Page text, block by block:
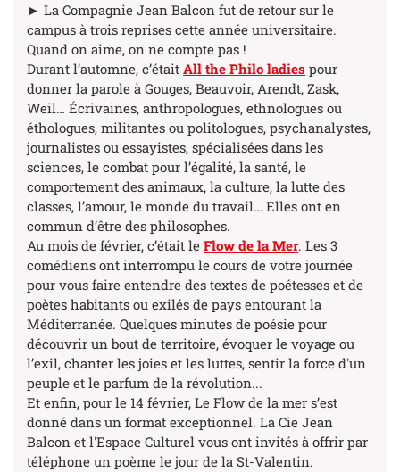
► La Compagnie Jean Balcon fut de retour sur le
campus à trois reprises cette année universitaire.
Quand on aime, on ne compte pas !
Durant l’automne, c’était All the Philo ladies pour
donner la parole à Gouges, Beauvoir, Arendt, Zask,
Weil… Écrivaines, anthropologues, ethnologues ou
éthologues, militantes ou politologues, psychanalystes,
journalistes ou essayistes, spécialisées dans les
sciences, le combat pour l’égalité, la santé, le
comportement des animaux, la culture, la lutte des
classes, l’amour, le monde du travail… Elles ont en
commun d’être des philosophes.
Au mois de février, c’était le Flow de la Mer. Les 3
comédiens ont interrompu le cours de votre journée
pour vous faire entendre des textes de poétesses et de
poètes habitants ou exilés de pays entourant la
Méditerranée. Quelques minutes de poésie pour
découvrir un bout de territoire, évoquer le voyage ou
l’exil, chanter les joies et les luttes, sentir la force d'un
peuple et le parfum de la révolution...
Et enfin, pour le 14 février, Le Flow de la mer s’est
donné dans un format exceptionnel. La Cie Jean
Balcon et l'Espace Culturel vous ont invités à offrir par
téléphone un poème le jour de la St-Valentin.